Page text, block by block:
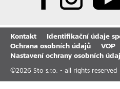
Kontakt
Identifikační údaje
Ochrana osobních údajů
VOP
Nastavení ochrany osobních
©2026 Sto s.r.o. - all rights reserved